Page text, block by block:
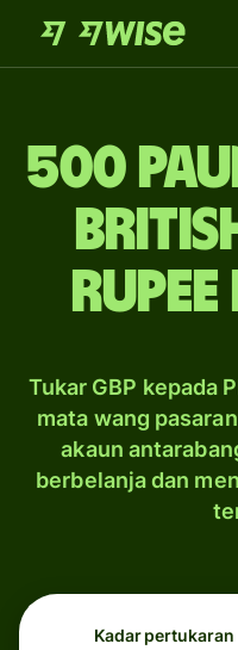
500
Tukar GBP kepada
mata wang
akaun
berbelanja dan
Kadar